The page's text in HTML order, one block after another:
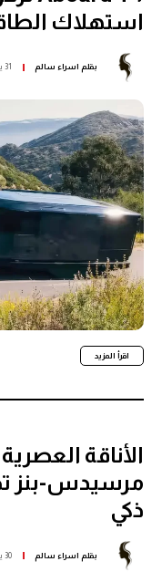
استهلاك
بقلم اسراء سالم 31 يوليو 2026
اقرأ المزيد
الأناقة
ذكي
بقلم اسراء سالم 30 يوليو 2026